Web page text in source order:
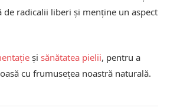
de radicalii liberi și menține un aspect
șisănătatea pielii, pentru a
cu frumusețea noastră naturală.